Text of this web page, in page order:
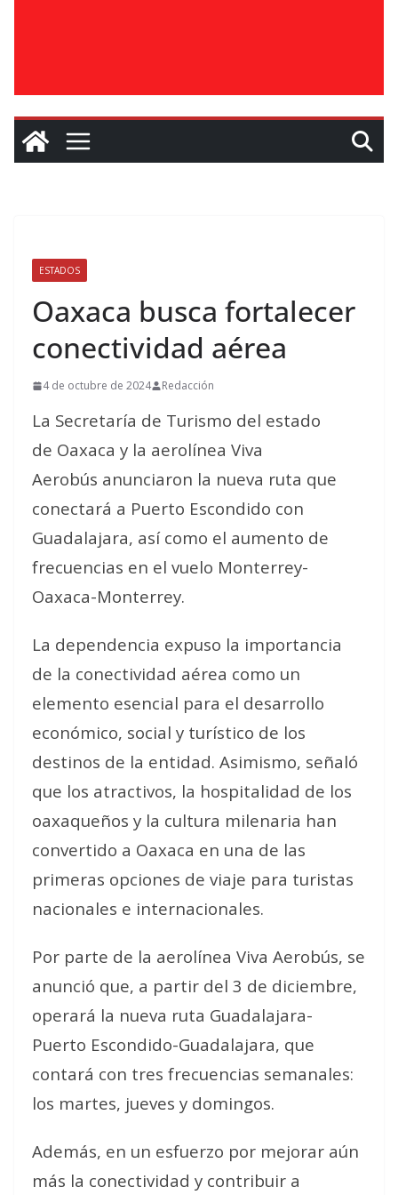
ESTADOS
Oaxaca busca fortalecer
conectividad aérea
4 de octubre de 2024 Redacción
La Secretaría de Turismo del estado
de Oaxaca y la aerolínea Viva
Aerobús anunciaron la nueva ruta que
conectará a Puerto Escondido con
Guadalajara, así como el aumento de
frecuencias en el vuelo Monterrey-
Oaxaca-Monterrey.
La dependencia expuso la importancia
de la conectividad aérea como un
elemento esencial para el desarrollo
económico, social y turístico de los
destinos de la entidad. Asimismo, señaló
que los atractivos, la hospitalidad de los
oaxaqueños y la cultura milenaria han
convertido a Oaxaca en una de las
primeras opciones de viaje para turistas
nacionales e internacionales.
Por parte de la aerolínea Viva Aerobús, se
anunció que, a partir del 3 de diciembre,
operará la nueva ruta Guadalajara-
Puerto Escondido-Guadalajara, que
contará con tres frecuencias semanales:
los martes, jueves y domingos.
Además, en un esfuerzo por mejorar aún
más la conectividad y contribuir a